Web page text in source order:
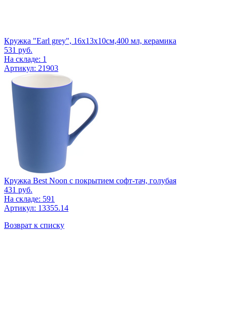
Кружка "Earl grey", 16х13х10см,400 мл, керамика
531 руб.
На складе: 1
Артикул: 21903
Кружка Best Noon с покрытием софт-тач, голубая
431 руб.
На складе: 591
Артикул: 13355.14
Возврат к списку